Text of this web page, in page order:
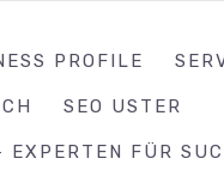
PROFILE
SEO USTER
FÜR